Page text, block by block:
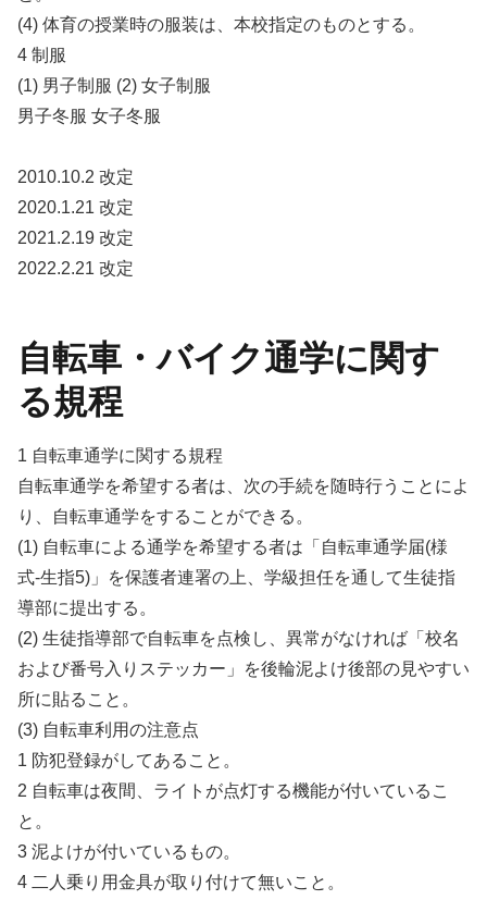
(4) 体育の授業時の服装は、本校指定のものとする。
4 制服
(1) 男子制服 (2) 女子制服
男子冬服 女子冬服
2010.10.2 改定
2020.1.21 改定
2021.2.19 改定
2022.2.21 改定
自転車・バイク通学に関す
る規程
1 自転車通学に関する規程
自転車通学を希望する者は、次の手続を随時行うことによ
り、自転車通学をすることができる。
(1) 自転車による通学を希望する者は「自転車通学届(様
式-生指5)」を保護者連署の上、学級担任を通して生徒指
導部に提出する。
(2) 生徒指導部で自転車を点検し、異常がなければ「校名
および番号入りステッカー」を後輪泥よけ後部の見やすい
所に貼ること。
(3) 自転車利用の注意点
1 防犯登録がしてあること。
2 自転車は夜間、ライトが点灯する機能が付いているこ
と。
3 泥よけが付いているもの。
4 二人乗り用金具が取り付けて無いこと。